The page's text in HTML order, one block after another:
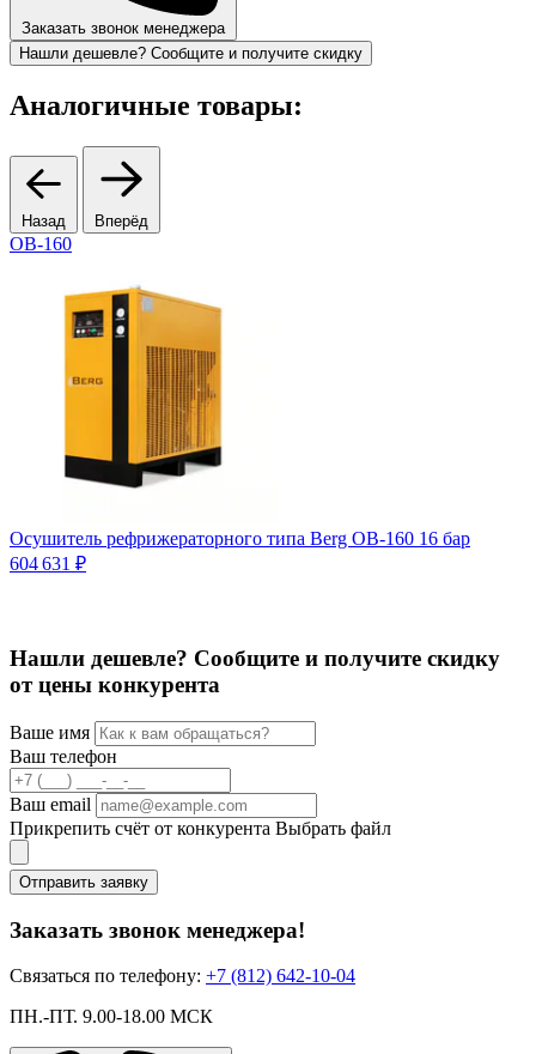
Заказать звонок менеджера
Нашли дешевле? Сообщите и получите скидку
Аналогичные товары:
Назад Вперёд
OB-160
Осушитель рефрижераторного типа Berg OB-160 16 бар
604 631 ₽
Нашли дешевле? Сообщите и получите скидку
от цены конкурента
Ваше имя
Ваш телефон
Ваш email
Прикрепить счёт от конкурента Выбрать файл
Отправить заявку
Заказать звонок менеджера!
Связаться по телефону: +7 (812) 642-10-04
ПН.-ПТ. 9.00-18.00 МСК